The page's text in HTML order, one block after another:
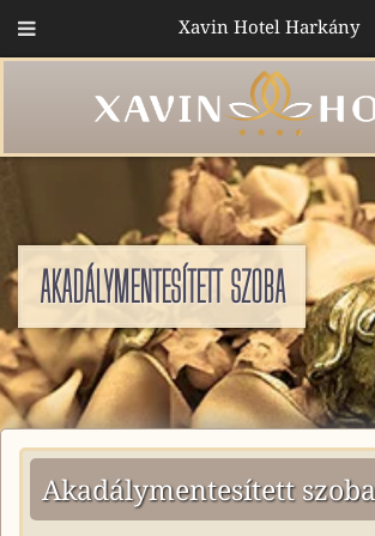
Xavin Hotel Harkány
AKADÁLYMENTESÍTETT SZOBA
Akadálymentesített szoba